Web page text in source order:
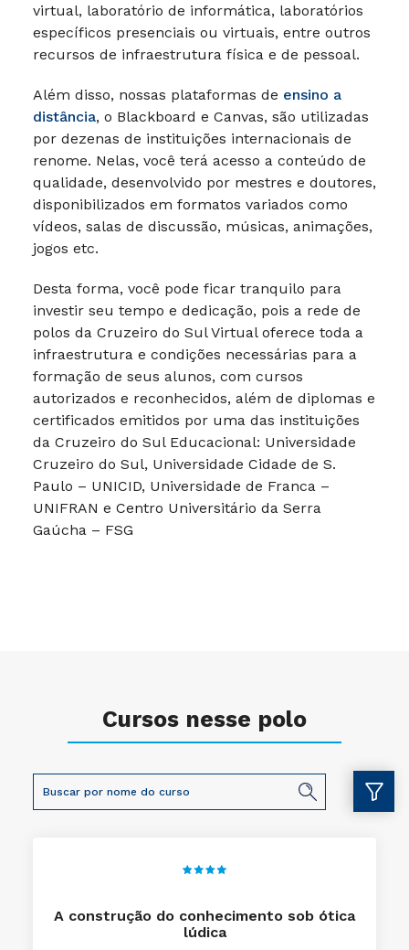
virtual, laboratório de informática, laboratórios
específicos presenciais ou virtuais, entre outros
recursos de infraestrutura física e de pessoal.
Além disso, nossas plataformas de ensino a
distância, o Blackboard e Canvas, são utilizadas
por dezenas de instituições internacionais de
renome. Nelas, você terá acesso a conteúdo de
qualidade, desenvolvido por mestres e doutores,
disponibilizados em formatos variados como
vídeos, salas de discussão, músicas, animações,
jogos etc.
Desta forma, você pode ficar tranquilo para
investir seu tempo e dedicação, pois a rede de
polos da Cruzeiro do Sul Virtual oferece toda a
infraestrutura e condições necessárias para a
formação de seus alunos, com cursos
autorizados e reconhecidos, além de diplomas e
certificados emitidos por uma das instituições
da Cruzeiro do Sul Educacional: Universidade
Cruzeiro do Sul, Universidade Cidade de S.
Paulo – UNICID, Universidade de Franca –
UNIFRAN e Centro Universitário da Serra
Gaúcha – FSG
Cursos nesse polo
A construção do conhecimento sob ótica
lúdica